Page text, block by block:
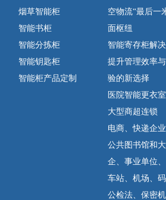
烟草智能柜
智能书柜
智能分拣柜
智能钥匙柜
智能柜产品定制
空物流“最后一
面枢纽
智能寄存柜解
提升管理效率
验的新选择
医院智能更衣室
大型商超连锁
电商、快递企业
公共图书馆和
企、事业单位
车站、机场、
公检法、保密